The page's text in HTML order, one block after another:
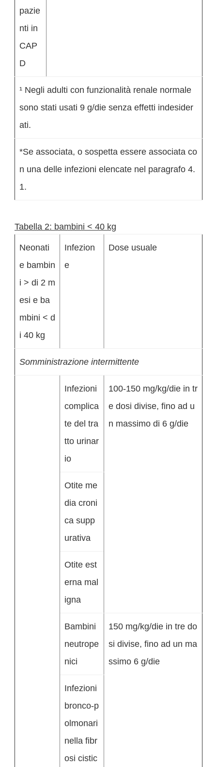
pazie
nti in
CAP
D
¹ Negli adulti con funzionalità renale normale
sono stati usati 9 g/die senza effetti indesider
ati.
*Se associata, o sospetta essere associata co
n una delle infezioni elencate nel paragrafo 4.
1.
Tabella 2: bambini < 40 kg
Neonati
e bambin
i > di 2 m
esi e ba
mbini < d
i 40 kg
Infezion
e
Dose usuale
Somministrazione intermittente
Infezioni
complica
te del tra
tto urinar
io
100-150 mg/kg/die in tr
e dosi divise, fino ad u
n massimo di 6 g/die
Otite me
dia croni
ca supp
urativa
Otite est
erna mal
igna
Bambini
neutrope
nici
150 mg/kg/die in tre do
si divise, fino ad un ma
ssimo 6 g/die
Infezioni
bronco-p
olmonari
nella fibr
osi cistic